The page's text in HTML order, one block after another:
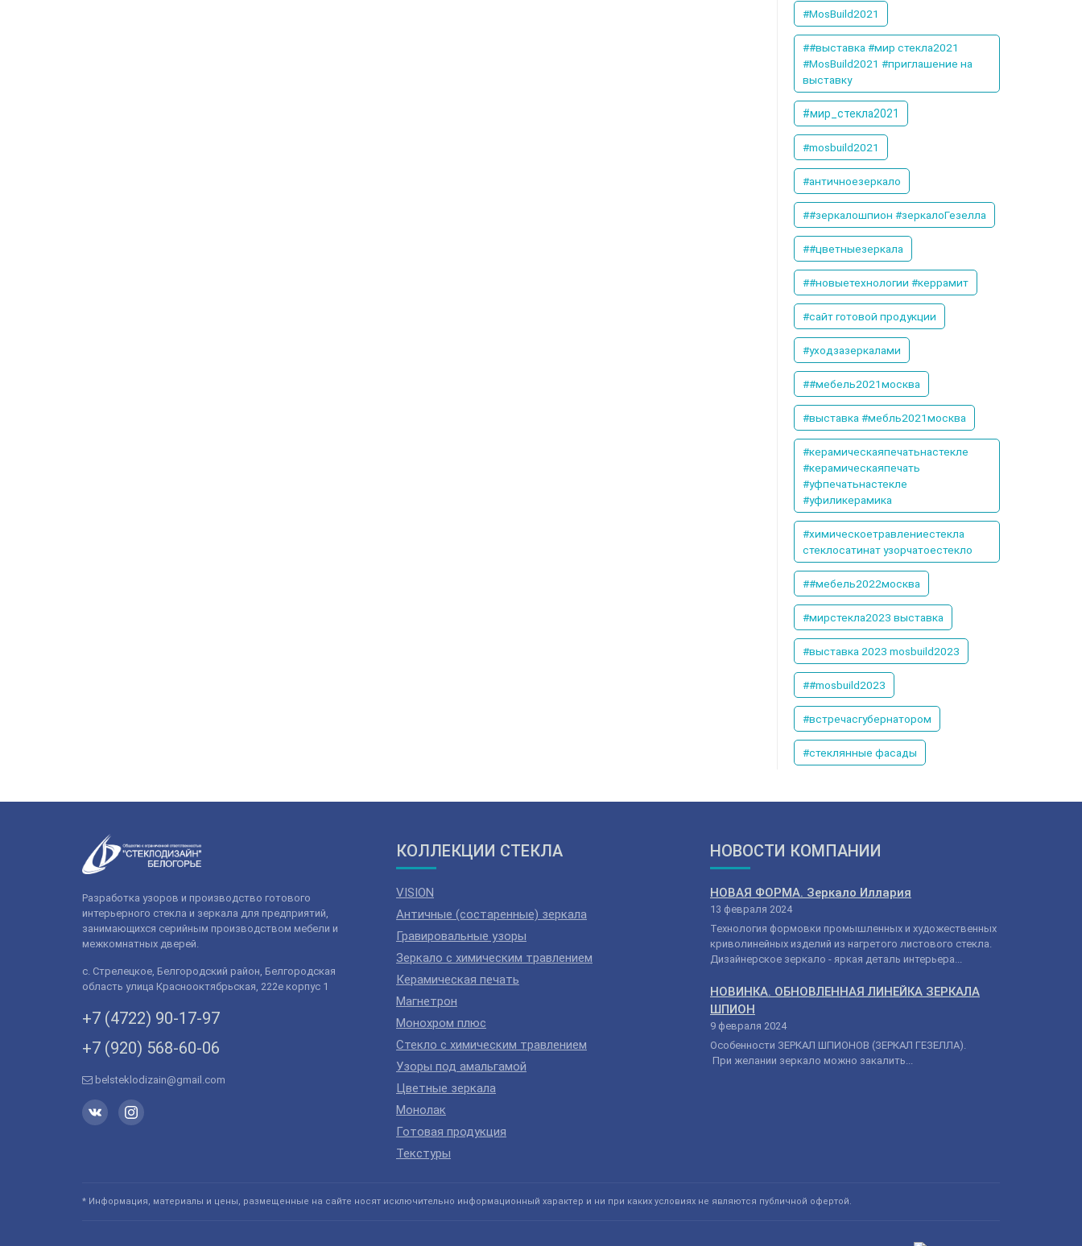
#MosBuild2021
##выставка #мир стекла2021
#MosBuild2021 #приглашение на
выставку
#мир_стекла2021
#mosbuild2021
#античноезеркало
##зеркалошпион #зеркалоГезелла
##цветныезеркала
##новыетехнологии #керрамит
#сайт готовой продукции
#уходзазеркалами
##мебель2021москва
#выставка #мебль2021москва
#керамическаяпечатьнастекле
#керамическаяпечать
#уфпечатьнастекле
#уфиликерамика
#химическоетравлениестекла
стеклосатинат узорчатоестекло
##мебель2022москва
#мирстекла2023 выставка
#выставка 2023 mosbuild2023
##mosbuild2023
#встречасгубернатором
#стеклянные фасады
Разработка узоров и производство готового
интерьерного стекла и зеркала для предприятий,
занимающихся серийным производством мебели и
межкомнатных дверей.
с. Стрелецкое, Белгородский район, Белгородская
область улица Краснооктябрьская, 222е корпус 1
+7 (4722) 90-­17-­97
+7 (920) 568­-60-06
belsteklodizain@gmail.com
КОЛЛЕКЦИИ СТЕКЛА
VISION
Античные (состаренные) зеркала
Гравировальные узоры
Зеркало с химическим травлением
Керамическая печать
Магнетрон
Монохром плюс
Стекло с химическим травлением
Узоры под амальгамой
Цветные зеркала
Монолак
Готовая продукция
Текстуры
НОВОСТИ КОМПАНИИ
НОВАЯ ФОРМА. Зеркало Иллария
13 февраля 2024
Технология формовки промышленных и художественных
криволинейных изделий из нагретого листового стекла.
Дизайнерское зеркало - яркая деталь интерьера...
НОВИНКА. ОБНОВЛЕННАЯ ЛИНЕЙКА ЗЕРКАЛА
ШПИОН
9 февраля 2024
Особенности ЗЕРКАЛ ШПИОНОВ (ЗЕРКАЛ ГЕЗЕЛЛА).
При желании зеркало можно закалить...
* Информация, материалы и цены, размещенные на сайте носят исключительно информационный характер и ни при каких условиях не являются публичной офертой.